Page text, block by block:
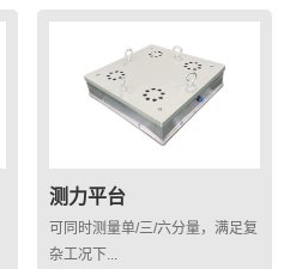
测力平台
可同时测量单/三/六分量，满足复
杂工况下...